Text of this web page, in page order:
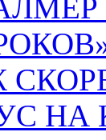
НА